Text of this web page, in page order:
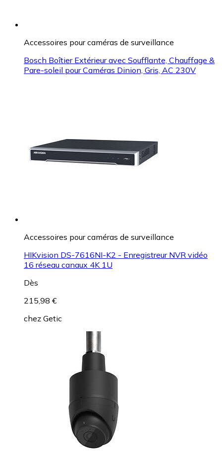
Accessoires pour caméras de surveillance
Bosch Boîtier Extérieur avec Soufflante, Chauffage &
Pare-soleil pour Caméras Dinion, Gris, AC 230V
Accessoires pour caméras de surveillance
HIKvision DS-7616NI-K2 - Enregistreur NVR vidéo
16 réseau canaux 4K 1U
Dès
215,98 €
chez Getic